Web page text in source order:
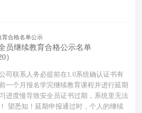
育合格名单公示
员继续教育合格公示名单
）
司联系人务必提前在1.0系统确认证书有
一个月报名学完继续教育课程并进行延期
进度慢导致安全员证书过期，系统里无法
望悉知！延期申报通过时，个人的继续